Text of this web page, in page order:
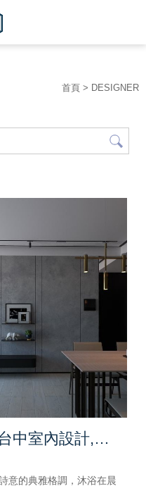
首頁 > DESIGNER
中室內設計,台
意的典雅格調，沐浴在晨